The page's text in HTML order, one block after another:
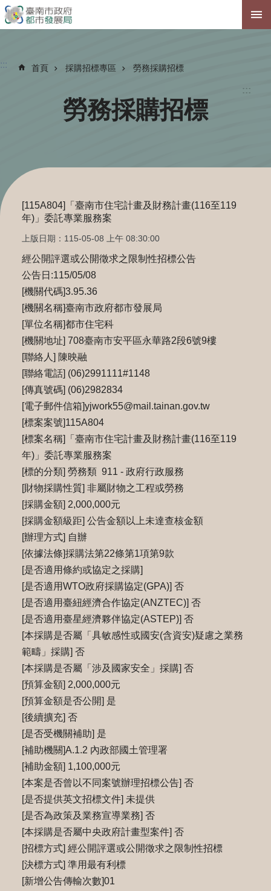
跳到主要內容區塊
:::
::: 首頁 採購招標專區 勞務採購招標
勞務採購招標
[115A804]「臺南市住宅計畫及財務計畫(116至119
年)」委託專業服務案
上版日期：115-05-08 上午 08:30:00
經公開評選或公開徵求之限制性招標公告
公告日:115/05/08
[機關代碼]3.95.36
[機關名稱]臺南市政府都市發展局
[單位名稱]都市住宅科
[機關地址] 708臺南市安平區永華路2段6號9樓
[聯絡人] 陳映融
[聯絡電話] (06)2991111#1148
[傳真號碼] (06)2982834
[電子郵件信箱]yjwork55@mail.tainan.gov.tw
[標案案號]115A804
[標案名稱]「臺南市住宅計畫及財務計畫(116至119
年)」委託專業服務案
[標的分類] 勞務類 911 - 政府行政服務
[財物採購性質] 非屬財物之工程或勞務
[採購金額] 2,000,000元
[採購金額級距] 公告金額以上未達查核金額
[辦理方式] 自辦
[依據法條]採購法第22條第1項第9款
[是否適用條約或協定之採購]
[是否適用WTO政府採購協定(GPA)] 否
[是否適用臺紐經濟合作協定(ANZTEC)] 否
[是否適用臺星經濟夥伴協定(ASTEP)] 否
[本採購是否屬「具敏感性或國安(含資安)疑慮之業務
範疇」採購] 否
[本採購是否屬「涉及國家安全」採購] 否
[預算金額] 2,000,000元
[預算金額是否公開] 是
[後續擴充] 否
[是否受機關補助] 是
[補助機關]A.1.2 內政部國土管理署
[補助金額] 1,100,000元
[本案是否曾以不同案號辦理招標公告] 否
[是否提供英文招標文件] 未提供
[是否為政策及業務宣導業務] 否
[本採購是否屬中央政府計畫型案件] 否
[招標方式] 經公開評選或公開徵求之限制性招標
[決標方式] 準用最有利標
[新增公告傳輸次數]01